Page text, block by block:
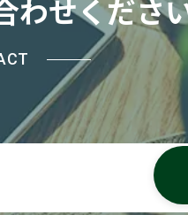
わせくださ